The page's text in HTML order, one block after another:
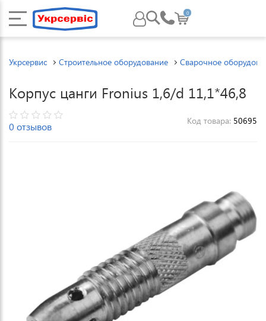
0
Укрсервис Строительное оборудование Сварочное
Корпус цанги Fronius 1,6/d 11,1*46,8
0 отзывов Код товара: 50695